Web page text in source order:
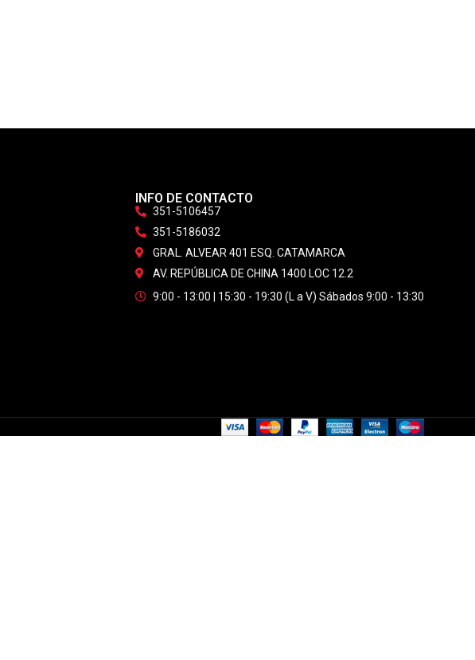
INFO DE CONTACTO
351-5106457
351-5186032
GRAL. ALVEAR 401 ESQ. CATAMARCA
AV. REPÚBLICA DE CHINA 1400 LOC 12.2
9:00 - 13:00 | 15:30 - 19:30 (L a V) Sábados 9:00 - 13:30